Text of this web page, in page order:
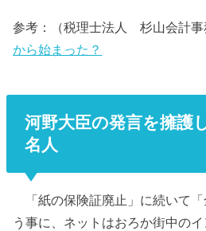
参考：（税理士法人 杉山会計事
から始まった？
河野大臣の発言を擁護
名人
「紙の保険証廃止」に続いて
う事に、ネットはおろか街中の